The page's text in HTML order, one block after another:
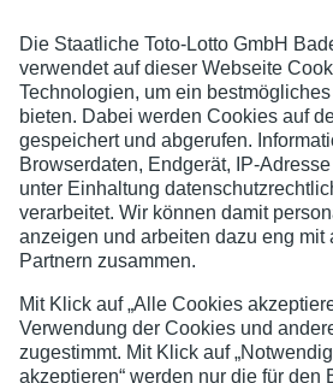
ZERTIFIKATE
Lotto Baden-Württemberg verfügt
Erlaubnis, die angebotenen Produkte
für die Lotterien ist beim
Jugend- und Spielerschutz
Datenschutz